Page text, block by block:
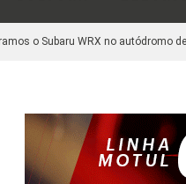
o Subaru WRX no autódromo de